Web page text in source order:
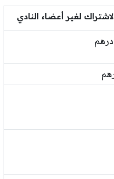
لغير أعضاء النادي